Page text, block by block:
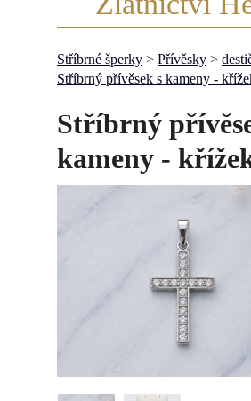
Stříbrné šperky > Přívěsky >
Stříbrný přívěsek s kameny -
Stříbrný
kameny -